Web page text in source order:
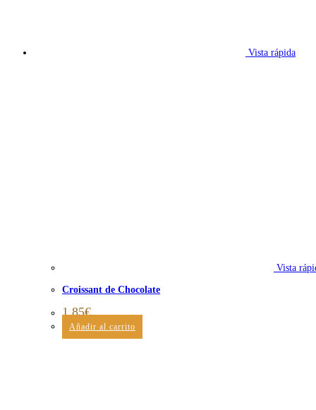
Vista rápida
Vista
Croissant de Chocolate
1,85€
Añadir al carrito